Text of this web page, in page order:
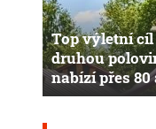
Top výletní
druhou
nabízí přes